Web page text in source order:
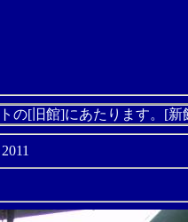
の[旧館]にあたります。[新